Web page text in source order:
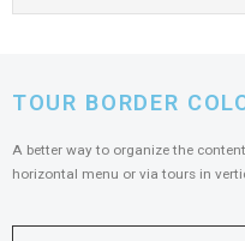
TOUR BORDER
A better way to organize the
horizontal menu or via tours in